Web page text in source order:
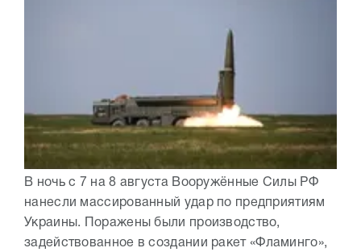
В ночь с 7 на 8 августа Вооружённые Силы РФ
нанесли массированный удар по предприятиям
Украины. Поражены были производство,
задействованное в создании ракет «Фламинго»,